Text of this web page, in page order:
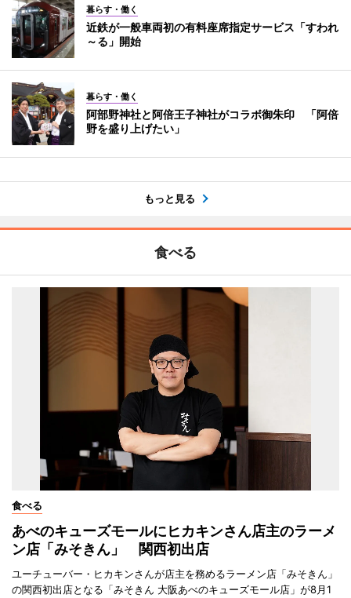
暮らす・働く
近鉄が一般車両初の有料座席指定サービス「すわれ
～る」開始
暮らす・働く
阿部野神社と阿倍王子神社がコラボ御朱印 「阿倍
野を盛り上げたい」
もっと見る
食べる
食べる
あべのキューズモールにヒカキンさん店主のラーメ
ン店「みそきん」 関西初出店
ユーチューバー・ヒカキンさんが店主を務めるラーメン店「みそきん」
の関西初出店となる「みそきん 大阪あべのキューズモール店」が8月1